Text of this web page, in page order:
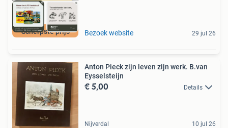
Scherpste prijs Bezoek website 29 jul 26
Anton Pieck zijn leven zijn werk. B.van
Eysselsteijn
€ 5,00 Details
Nijverdal 10 jul 26